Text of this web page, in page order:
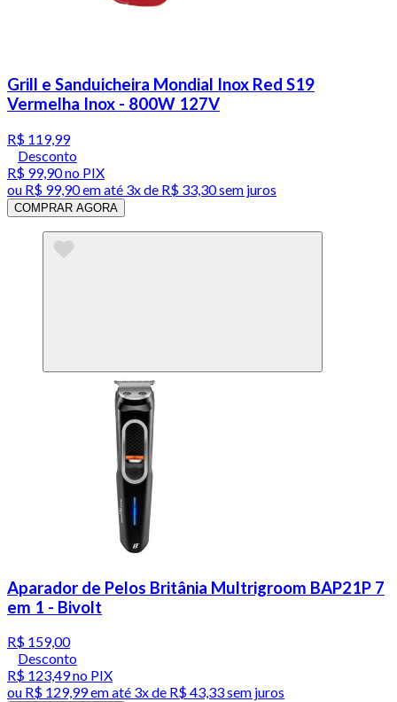
Grill e Sanduicheira Mondial Inox Red S19
Vermelha Inox - 800W 127V
R$ 119,99
Desconto
R$ 99,90no PIX
ou R$ 99,90em até 3x de R$ 33,30 sem juros
COMPRAR AGORA
Aparador de Pelos Britânia Multrigroom BAP21P 7
em 1 - Bivolt
R$ 159,00
Desconto
R$ 123,49no PIX
ou R$ 129,99em até 3x de R$ 43,33 sem juros